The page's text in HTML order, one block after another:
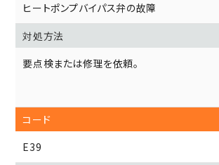
ヒートポンプバイパス弁の故障
要点検または修理を依頼。
E39